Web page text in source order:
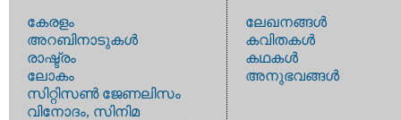
കേരളം
അറബിനാടുകള്‍
രാഷ്ട്രം
ലോകം
സിറ്റിസണ്‍ ജേണലിസം
വിനോദം, സിനിമ
ലേഖനങ്ങള്‍
കവിതകള്‍
കഥകള്‍
അനുഭവങ്ങള്‍